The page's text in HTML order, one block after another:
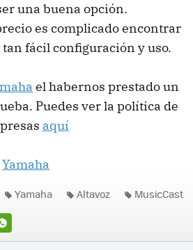
una buena opción.
es complicado encontrar
fácil configuración y uso.
el habernos prestado un
Puedes ver la política de
aquí
Yamaha
Yamaha Altavoz MusicCast